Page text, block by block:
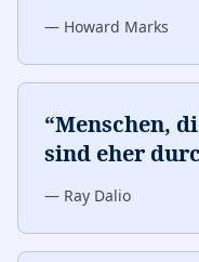
— Howard Marks
“Menschen,
sind eher
— Ray Dalio